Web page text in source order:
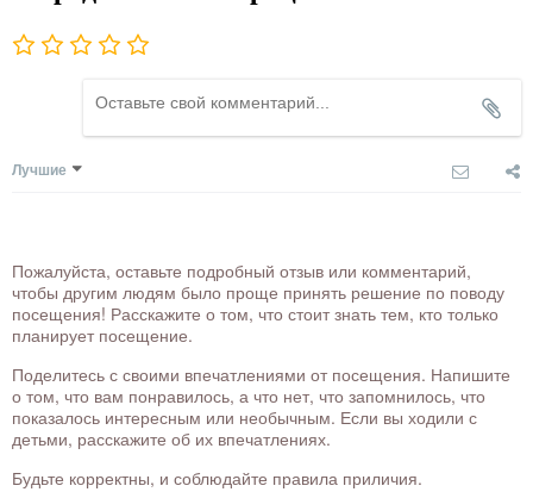
Лучшие
Пожалуйста, оставьте подробный отзыв или комментарий,
чтобы другим людям было проще принять решение по поводу
посещения! Расскажите о том, что стоит знать тем, кто только
планирует посещение.
Поделитесь с своими впечатлениями от посещения. Напишите
о том, что вам понравилось, а что нет, что запомнилось, что
показалось интересным или необычным. Если вы ходили с
детьми, расскажите об их впечатлениях.
Будьте корректны, и соблюдайте правила приличия.